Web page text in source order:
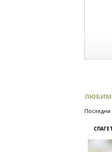
Последни